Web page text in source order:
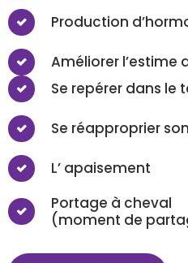
Production
Améliorer l’estime
Se repérer dans le
Se réapproprier
L’ apaisement
Portage à cheval
(moment de